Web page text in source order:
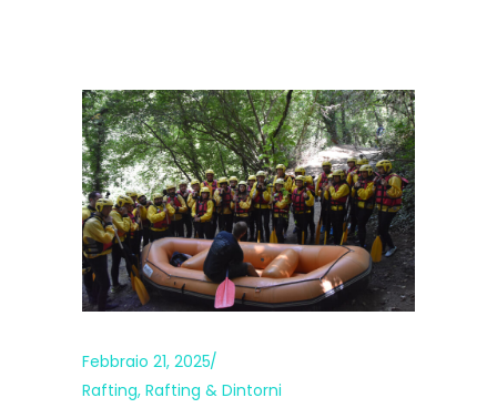
Febbraio 21, 2025
Rafting, Rafting & Dintorni